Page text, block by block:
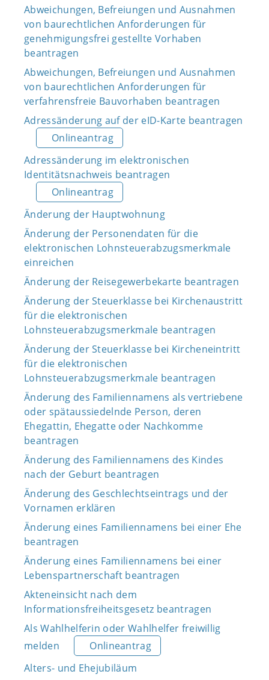
Abweichungen, Befreiungen und Ausnahmen
von baurechtlichen Anforderungen für
genehmigungsfrei gestellte Vorhaben
beantragen
Abweichungen, Befreiungen und Ausnahmen
von baurechtlichen Anforderungen für
verfahrensfreie Bauvorhaben beantragen
Adressänderung auf der eID-Karte beantragen
Onlineantrag
Adressänderung im elektronischen
Identitätsnachweis beantragen
Onlineantrag
Änderung der Hauptwohnung
Änderung der Personendaten für die
elektronischen Lohnsteuerabzugsmerkmale
einreichen
Änderung der Reisegewerbekarte beantragen
Änderung der Steuerklasse bei Kirchenaustritt
für die elektronischen
Lohnsteuerabzugsmerkmale beantragen
Änderung der Steuerklasse bei Kircheneintritt
für die elektronischen
Lohnsteuerabzugsmerkmale beantragen
Änderung des Familiennamens als vertriebene
oder spätaussiedelnde Person, deren
Ehegattin, Ehegatte oder Nachkomme
beantragen
Änderung des Familiennamens des Kindes
nach der Geburt beantragen
Änderung des Geschlechtseintrags und der
Vornamen erklären
Änderung eines Familiennamens bei einer Ehe
beantragen
Änderung eines Familiennamens bei einer
Lebenspartnerschaft beantragen
Akteneinsicht nach dem
Informationsfreiheitsgesetz beantragen
Als Wahlhelferin oder Wahlhelfer freiwillig
melden
Onlineantrag
Alters- und Ehejubiläum